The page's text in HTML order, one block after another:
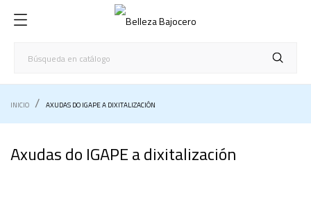
INICIO AXUDAS DO IGAPE A DIXITALIZACIÓN
Axudas do IGAPE a dixitalización